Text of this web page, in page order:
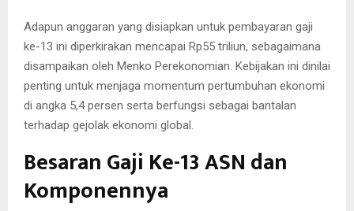
Adapun anggaran yang disiapkan untuk pembayaran gaji
ke-13 ini diperkirakan mencapai Rp55 triliun, sebagaimana
disampaikan oleh Menko Perekonomian. Kebijakan ini dinilai
penting untuk menjaga momentum pertumbuhan ekonomi
di angka 5,4 persen serta berfungsi sebagai bantalan
terhadap gejolak ekonomi global.
Besaran Gaji Ke-13 ASN dan
Komponennya